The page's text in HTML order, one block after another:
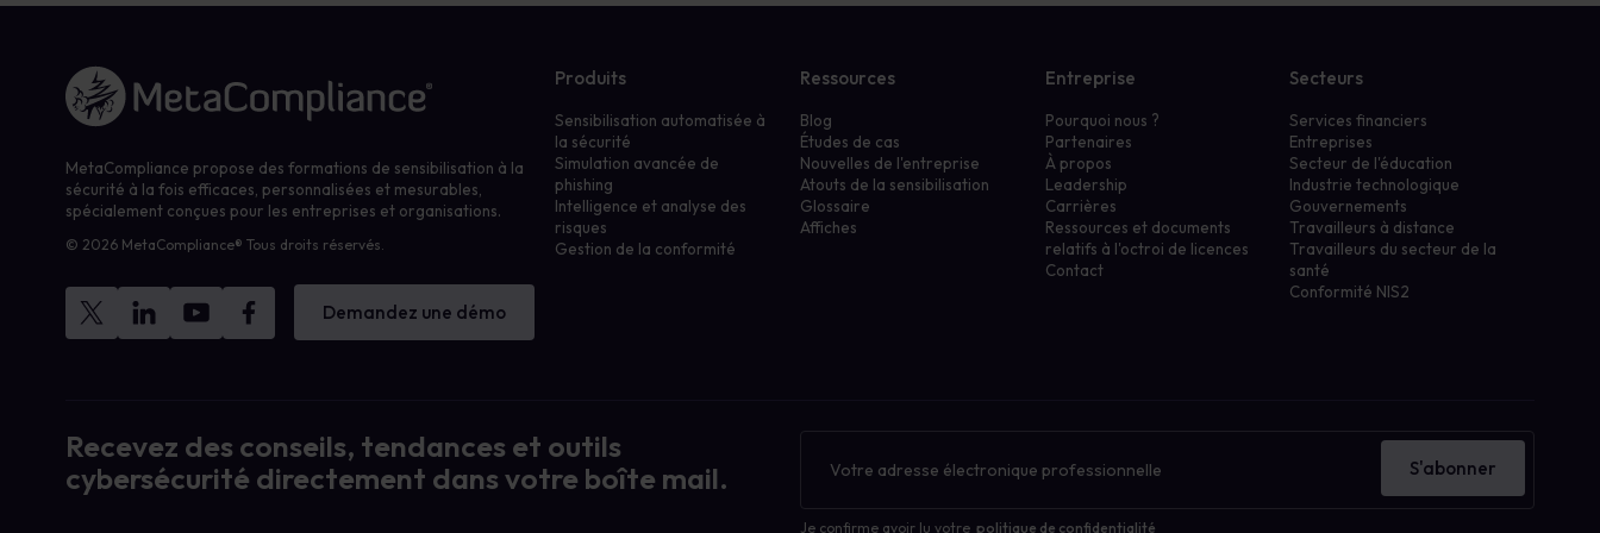
Lien vers la page d'accueil
MetaCompliance propose des formations de sensibilisation à la
sécurité à la fois efficaces, personnalisées et mesurables,
spécialement conçues pour les entreprises et organisations.
© 2026 MetaCompliance® Tous droits réservés.
Demandez une démo
Produits
Sensibilisation automatisée à
la sécurité
Simulation avancée de
phishing
Intelligence et analyse des
risques
Gestion de la conformité
Ressources
Blog
Études de cas
Nouvelles de l'entreprise
Atouts de la sensibilisation
Glossaire
Affiches
Entreprise
Pourquoi nous ?
Partenaires
À propos
Leadership
Carrières
Ressources et documents
relatifs à l'octroi de licences
Contact
Secteurs
Services financiers
Entreprises
Secteur de l'éducation
Industrie technologique
Gouvernements
Travailleurs à distance
Travailleurs du secteur de la
santé
Conformité NIS2
Recevez des conseils, tendances et outils
cybersécurité directement dans votre boîte mail.
d'information
Je confirme avoir lu votre politique de confidentialité
S'abonner